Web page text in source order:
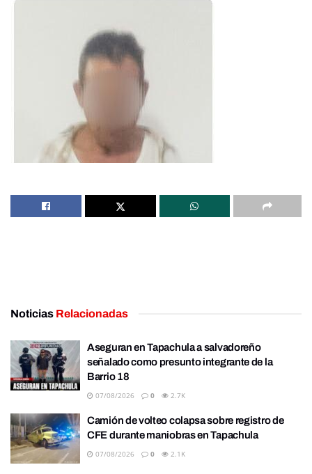
Noticias Relacionadas
Aseguran en Tapachula a salvadoreño
señalado como presunto integrante de la
Barrio 18
07/08/2026 0 2.7K
Camión de volteo colapsa sobre registro de
CFE durante maniobras en Tapachula
07/08/2026 0 2.1K